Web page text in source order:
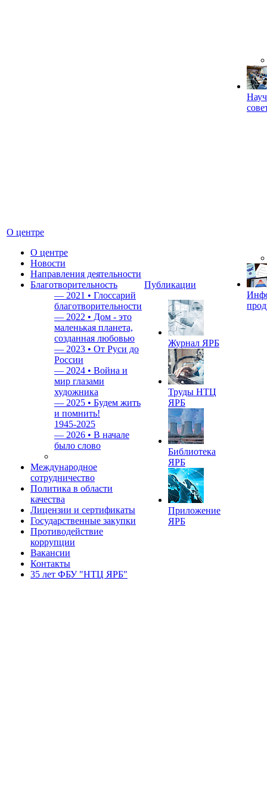
О центре
О центре
Новости
Направления деятельности
Благотворительность
— 2021 • Глоссарий
благотворительности
— 2022 • Дом - это
маленькая планета,
созданная любовью
— 2023 • От Руси до
России
— 2024 • Война и
мир глазами
художника
— 2025 • Будем жить
и помнить!
1945-2025
— 2026 • В начале
было слово
Международное
сотрудничество
Политика в области
качества
Лицензии и сертификаты
Государственные закупки
Противодействие
коррупции
Вакансии
Контакты
35 лет ФБУ "НТЦ ЯРБ"
Публикации
Журнал ЯРБ
Труды НТЦ
ЯРБ
Библиотека
ЯРБ
Приложение
ЯРБ